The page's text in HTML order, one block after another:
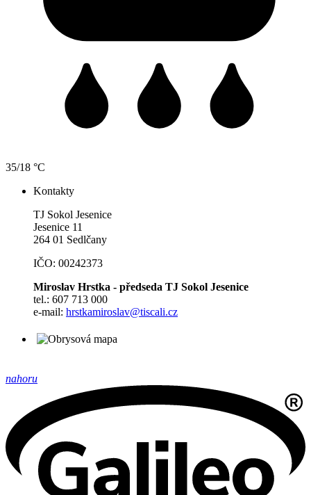
35/18 °C
Kontakty
TJ Sokol Jesenice
Jesenice 11
264 01 Sedlčany
IČO: 00242373
Miroslav Hrstka - předseda TJ Sokol Jesenice
tel.: 607 713 000
e-mail: hrstkamiroslav@tiscali.cz
nahoru